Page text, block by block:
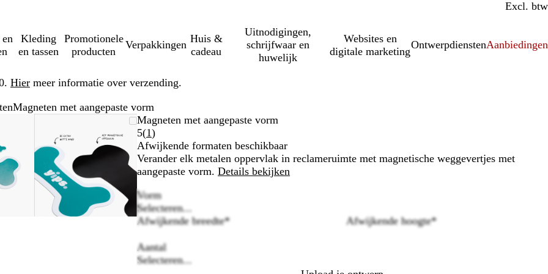
Incl. btw
Excl. btw
Kleding
en tassen
Promotionele
producten
Verpakkingen
Huis &
cadeau
Uitnodigingen,
schrijfwaar en
huwelijk
Websites en
digitale marketing
OntwerpdienstenAanbiedingen
Hier meer informatie over verzending.
Magneten met aangepaste vorm
Zoombare
afbeelding
minimum
uit
te
plus-
mintoetsen
te
zoomen
en
pijltjestoetsen
Magneten met aangepaste vorm
5(1Lees
1
klantbeoordelingen
)
Afwijkende formaten beschikbaar
Verander elk metalen oppervlak in reclameruimte met magnetische weggevertjes met
aangepaste vorm. Details bekijken
Vorm
Selecteren...
Afwijkende breedte* Afwijkende hoogte*
Aantal
Selecteren...